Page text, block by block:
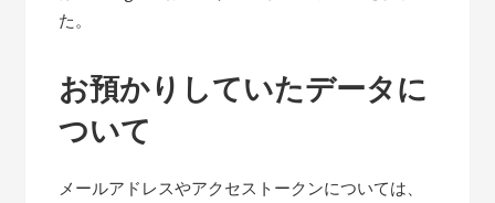
た。
お預かりしていたデータに
ついて
メールアドレスやアクセストークンについては、